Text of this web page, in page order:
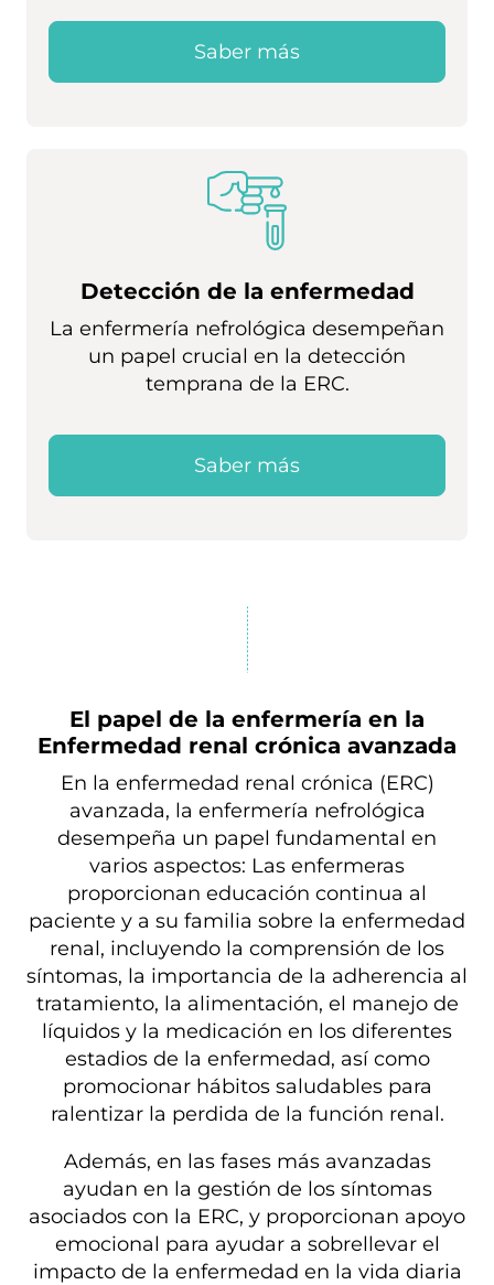
Saber más
Detección de la enfermedad
La enfermería nefrológica desempeñan
un papel crucial en la detección
temprana de la ERC.
Saber más
El papel de la enfermería en la
Enfermedad renal crónica avanzada
En la enfermedad renal crónica (ERC)
avanzada, la enfermería nefrológica
desempeña un papel fundamental en
varios aspectos: Las enfermeras
proporcionan educación continua al
paciente y a su familia sobre la enfermedad
renal, incluyendo la comprensión de los
síntomas, la importancia de la adherencia al
tratamiento, la alimentación, el manejo de
líquidos y la medicación en los diferentes
estadios de la enfermedad, así como
promocionar hábitos saludables para
ralentizar la perdida de la función renal.
Además, en las fases más avanzadas
ayudan en la gestión de los síntomas
asociados con la ERC, y proporcionan apoyo
emocional para ayudar a sobrellevar el
impacto de la enfermedad en la vida diaria